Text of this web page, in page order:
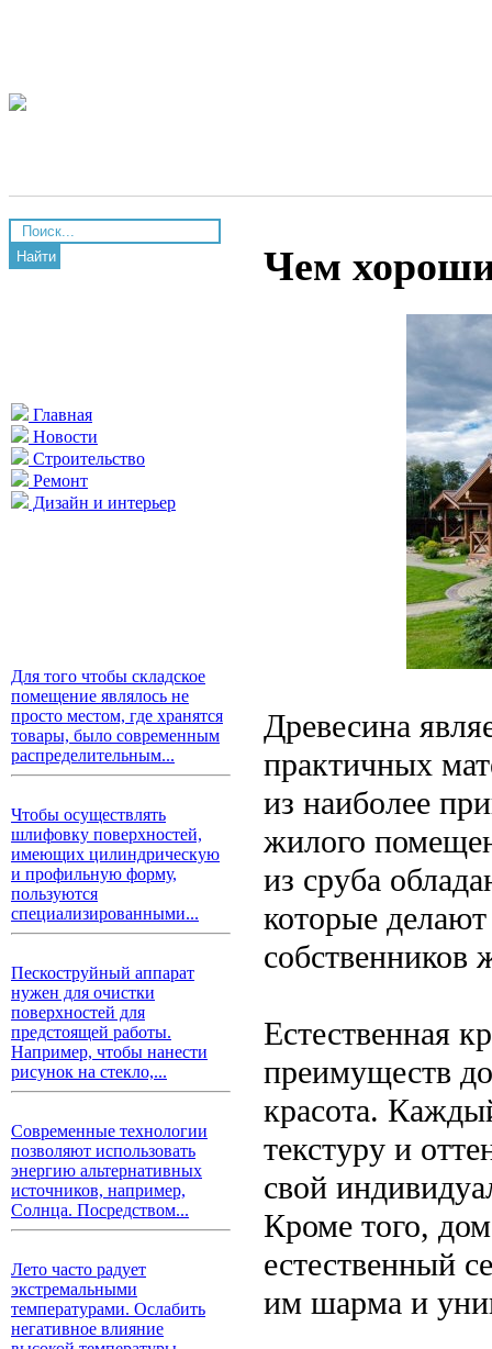
Найти
Главная
Новости
Строительство
Ремонт
Дизайн и интерьер
Для того чтобы складское
помещение являлось не
просто местом, где хранятся
товары, было современным
распределительным...
Чтобы осуществлять
шлифовку поверхностей,
имеющих цилиндрическую
и профильную форму,
пользуются
специализированными...
Пескоструйный аппарат
нужен для очистки
поверхностей для
предстоящей работы.
Например, чтобы нанести
рисунок на стекло,...
Современные технологии
позволяют использовать
энергию альтернативных
источников, например,
Солнца. Посредством...
Лето часто радует
экстремальными
температурами. Ослабить
негативное влияние
Чем
Древесина
практичных
из наиболее
жилого
из сруба
которые
собственников
Естественная
преимуществ
красота.
текстуру и
свой
Кроме того,
естественный
им шарма и